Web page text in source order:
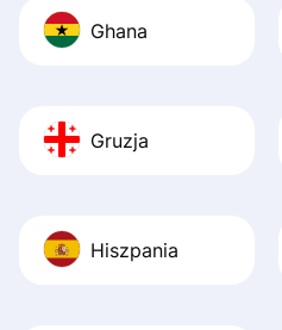
Ghana
Gruzja
Hiszpania